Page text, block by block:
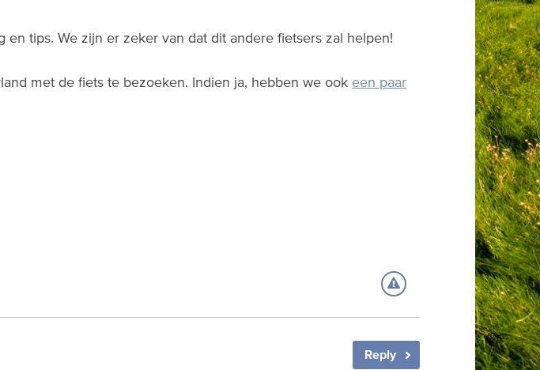
tips. We zijn er zeker van dat dit andere fietsers zal helpen!
met de fiets te bezoeken. Indien ja, hebben we ook een paar
Reply